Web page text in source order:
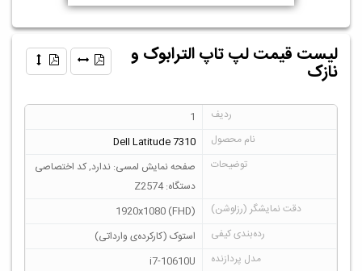
لیست قیمت لپ تاپ الترابوک و
نازک
1
Dell Latitude 7310
صفحه نمایش لمسی: ندارد, کد اختصاصی
دستگاه: Z2574
1920x1080 (FHD)
استوک (کارکرده‌ی وارداتی)
i7-10610U